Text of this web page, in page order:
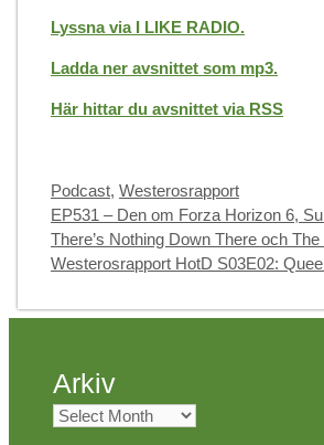
Lyssna via I LIKE RADIO.
Ladda ner avsnittet som mp3.
Här hittar du avsnittet via RSS
Categories
Podcast, Westerosrapport
EP531 – Den om Forza Horizon 6,
There’s Nothing Down There och
Westerosrapport HotD S03E02:
Arkiv
Arkiv